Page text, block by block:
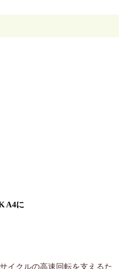
A4に
イクルの高速回転を支えるた